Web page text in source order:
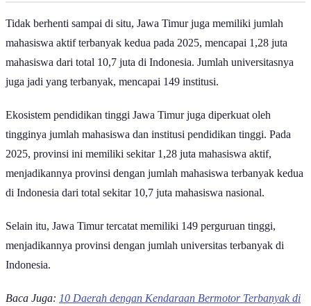
Tidak berhenti sampai di situ, Jawa Timur juga memiliki jumlah
mahasiswa aktif terbanyak kedua pada 2025, mencapai 1,28 juta
mahasiswa dari total 10,7 juta di Indonesia. Jumlah universitasnya
juga jadi yang terbanyak, mencapai 149 institusi.
Ekosistem pendidikan tinggi Jawa Timur juga diperkuat oleh
tingginya jumlah mahasiswa dan institusi pendidikan tinggi. Pada
2025, provinsi ini memiliki sekitar 1,28 juta mahasiswa aktif,
menjadikannya provinsi dengan jumlah mahasiswa terbanyak kedua
di Indonesia dari total sekitar 10,7 juta mahasiswa nasional.
Selain itu, Jawa Timur tercatat memiliki 149 perguruan tinggi,
menjadikannya provinsi dengan jumlah universitas terbanyak di
Indonesia.
Baca Juga: 10 Daerah dengan Kendaraan Bermotor Terbanyak di